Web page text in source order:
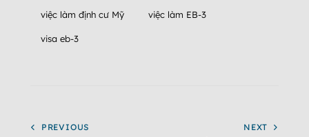
việc làm định cư Mỹ việc làm EB-3
visa eb-3
PREVIOUS NEXT